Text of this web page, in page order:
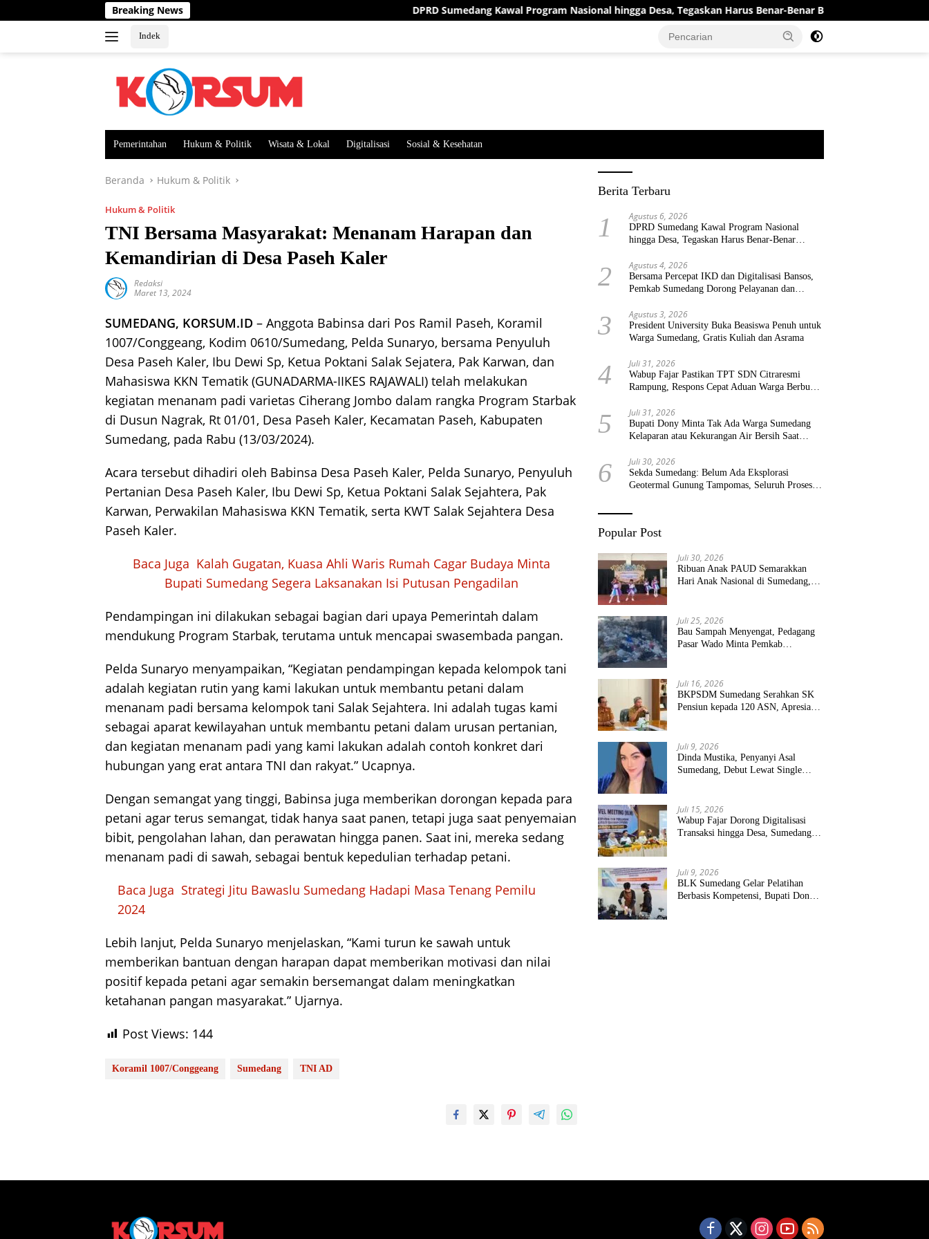
ke
Breaking News DPRD Sumedang Kawal Program Nasional hingga Desa, Tegaskan Harus Benar-Benar Berpihak kepada Rakyat
Indek
Pemerintahan Hukum & Politik Wisata & Lokal Digitalisasi Sosial & Kesehatan
Beranda Hukum & Politik
Hukum & Politik
TNI Bersama Masyarakat: Menanam Harapan dan
Kemandirian di Desa Paseh Kaler
Redaksi
Maret 13, 2024
SUMEDANG, KORSUM.ID – Anggota Babinsa dari Pos Ramil Paseh, Koramil
1007/Conggeang, Kodim 0610/Sumedang, Pelda Sunaryo, bersama Penyuluh
Desa Paseh Kaler, Ibu Dewi Sp, Ketua Poktani Salak Sejatera, Pak Karwan, dan
Mahasiswa KKN Tematik (GUNADARMA-IIKES RAJAWALI) telah melakukan
kegiatan menanam padi varietas Ciherang Jombo dalam rangka Program Starbak
di Dusun Nagrak, Rt 01/01, Desa Paseh Kaler, Kecamatan Paseh, Kabupaten
Sumedang, pada Rabu (13/03/2024).
Acara tersebut dihadiri oleh Babinsa Desa Paseh Kaler, Pelda Sunaryo, Penyuluh
Pertanian Desa Paseh Kaler, Ibu Dewi Sp, Ketua Poktani Salak Sejahtera, Pak
Karwan, Perwakilan Mahasiswa KKN Tematik, serta KWT Salak Sejahtera Desa
Paseh Kaler.
Baca Juga Kalah Gugatan, Kuasa Ahli Waris Rumah Cagar Budaya Minta
Bupati Sumedang Segera Laksanakan Isi Putusan Pengadilan
Pendampingan ini dilakukan sebagai bagian dari upaya Pemerintah dalam
mendukung Program Starbak, terutama untuk mencapai swasembada pangan.
Pelda Sunaryo menyampaikan, “Kegiatan pendampingan kepada kelompok tani
adalah kegiatan rutin yang kami lakukan untuk membantu petani dalam
menanam padi bersama kelompok tani Salak Sejahtera. Ini adalah tugas kami
sebagai aparat kewilayahan untuk membantu petani dalam urusan pertanian,
dan kegiatan menanam padi yang kami lakukan adalah contoh konkret dari
hubungan yang erat antara TNI dan rakyat.” Ucapnya.
Dengan semangat yang tinggi, Babinsa juga memberikan dorongan kepada para
petani agar terus semangat, tidak hanya saat panen, tetapi juga saat penyemaian
bibit, pengolahan lahan, dan perawatan hingga panen. Saat ini, mereka sedang
menanam padi di sawah, sebagai bentuk kepedulian terhadap petani.
Baca Juga Strategi Jitu Bawaslu Sumedang Hadapi Masa Tenang Pemilu
2024
Lebih lanjut, Pelda Sunaryo menjelaskan, “Kami turun ke sawah untuk
memberikan bantuan dengan harapan dapat memberikan motivasi dan nilai
positif kepada petani agar semakin bersemangat dalam meningkatkan
ketahanan pangan masyarakat.” Ujarnya.
Post Views: 144
Koramil 1007/Conggeang Sumedang TNI AD
Berita Terbaru
1 Agustus 6, 2026
DPRD Sumedang Kawal Program Nasional
hingga Desa, Tegaskan Harus Benar-Benar
2 Agustus 4, 2026
Bersama Percepat IKD dan Digitalisasi Bansos,
Pemkab Sumedang Dorong Pelayanan dan
3 Agustus 3, 2026
President University Buka Beasiswa Penuh untuk
Warga Sumedang, Gratis Kuliah dan Asrama
4 Juli 31, 2026
Wabup Fajar Pastikan TPT SDN Citraresmi
Rampung, Respons Cepat Aduan Warga Berbuah
5 Juli 31, 2026
Bupati Dony Minta Tak Ada Warga Sumedang
Kelaparan atau Kekurangan Air Bersih Saat
6 Juli 30, 2026
Sekda Sumedang: Belum Ada Eksplorasi
Geotermal Gunung Tampomas, Seluruh Proses
Popular Post
Juli 30, 2026
Ribuan Anak PAUD Semarakkan
Hari Anak Nasional di Sumedang,
Juli 25, 2026
Bau Sampah Menyengat, Pedagang
Pasar Wado Minta Pemkab
Juli 16, 2026
BKPSDM Sumedang Serahkan SK
Pensiun kepada 120 ASN, Apresiasi
Juli 9, 2026
Dinda Mustika, Penyanyi Asal
Sumedang, Debut Lewat Single
Juli 15, 2026
Wabup Fajar Dorong Digitalisasi
Transaksi hingga Desa, Sumedang
Juli 9, 2026
BLK Sumedang Gelar Pelatihan
Berbasis Kompetensi, Bupati Dony